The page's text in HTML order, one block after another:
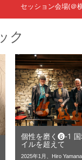
セッション会場(＠
ク
個性を磨く❻-1 国
イルを超えて
2025年1月、Hiro